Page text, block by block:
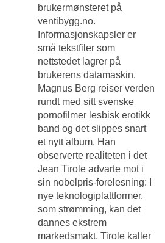
brukermønsteret på
ventibygg.no.
Informasjonskapsler er
små tekstfiler som
nettstedet lagrer på
brukerens datamaskin.
Magnus Berg reiser verden
rundt med sitt svenske
pornofilmer lesbisk erotikk
band og det slippes snart
et nytt album. Han
observerte realiteten i det
Jean Tirole advarte mot i
sin nobelpris-forelesning: I
nye teknologiplattformer,
som strømming, kan det
dannes ekstrem
markedsmakt. Tirole kaller